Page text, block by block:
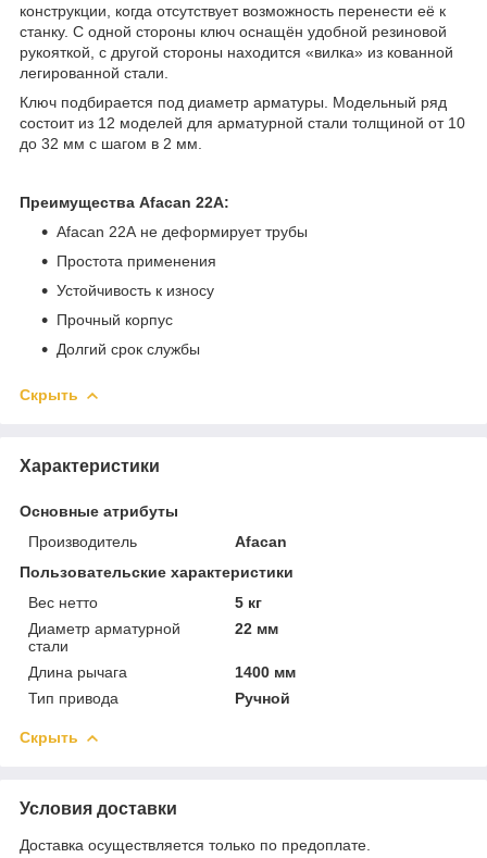
конструкции, когда отсутствует возможность перенести её к
станку. С одной стороны ключ оснащён удобной резиновой
рукояткой, с другой стороны находится «вилка» из кованной
легированной стали.
Ключ подбирается под диаметр арматуры. Модельный ряд
состоит из 12 моделей для арматурной стали толщиной от 10
до 32 мм с шагом в 2 мм.
Преимущества Afacan 22А:
Afacan 22А не деформирует трубы
Простота применения
Устойчивость к износу
Прочный корпус
Долгий срок службы
Скрыть
Характеристики
Основные атрибуты
Производитель
Afacan
Пользовательские характеристики
Вес нетто
5 кг
Диаметр арматурной
стали
22 мм
Длина рычага
1400 мм
Тип привода
Ручной
Скрыть
Условия доставки
Доставка осуществляется только по предоплате.